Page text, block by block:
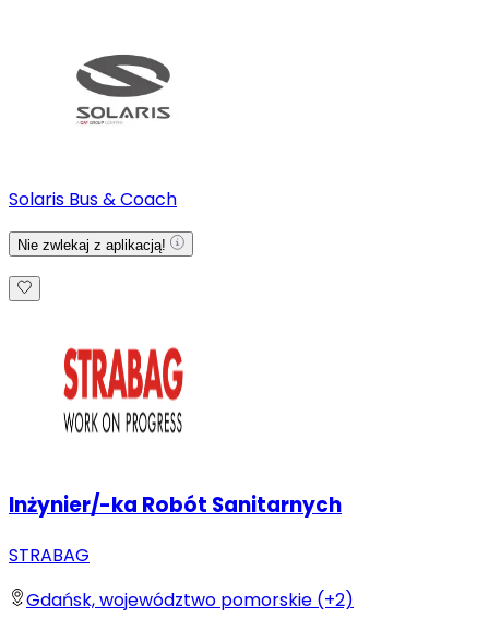
Solaris Bus & Coach
Nie zwlekaj z aplikacją!
Inżynier/-ka Robót Sanitarnych
STRABAG
Gdańsk, województwo pomorskie (+2)